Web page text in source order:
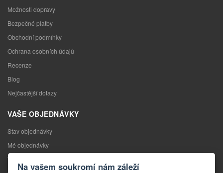
Možnosti dopravy
Bezpečné platby
Obchodní podmínky
Ochrana osobních údajů
Recenze
Blog
Nejčastější dotazy
VAŠE OBJEDNÁVKY
Stav objednávky
Mé objednávky
Výměna zboží
Na vašem soukromí nám záleží